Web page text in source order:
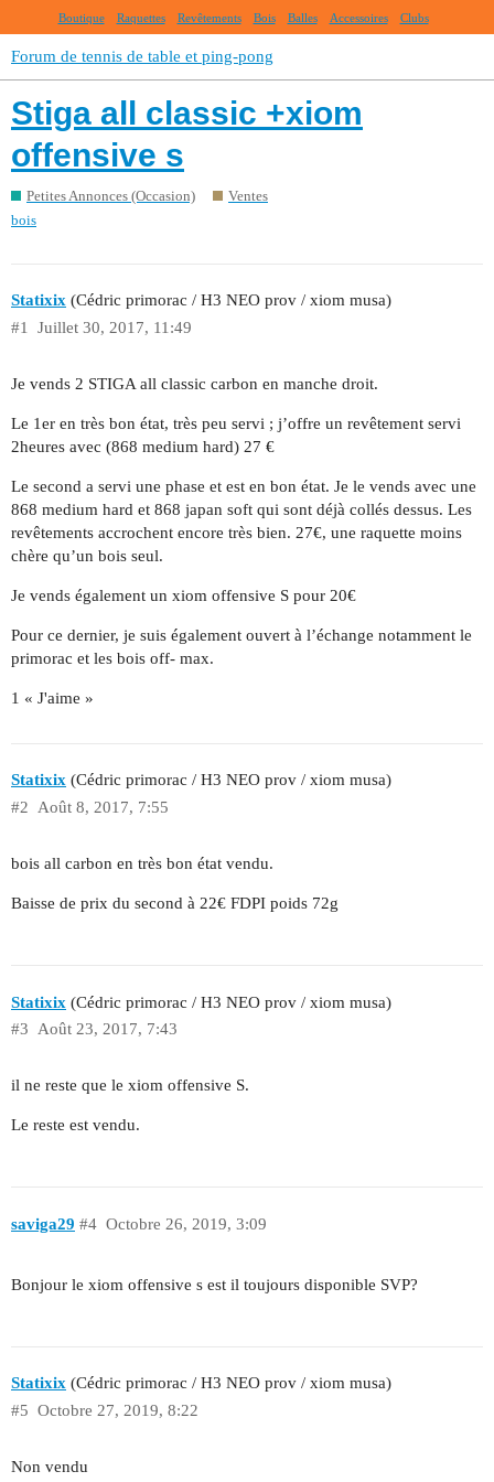
Boutique Raquettes Revêtements Bois Balles Accessoires Clubs
Forum de tennis de table et ping-pong
Stiga all classic +xiom
offensive s
Petites Annonces (Occasion)
Ventes
bois
Statixix (Cédric primorac / H3 NEO prov / xiom musa)
Juillet 30, 2017, 11:49
#1
Je vends 2 STIGA all classic carbon en manche droit.
Le 1er en très bon état, très peu servi ; j’offre un revêtement servi
2heures avec (868 medium hard) 27 €
Le second a servi une phase et est en bon état. Je le vends avec une
868 medium hard et 868 japan soft qui sont déjà collés dessus. Les
revêtements accrochent encore très bien. 27€, une raquette moins
chère qu’un bois seul.
Je vends également un xiom offensive S pour 20€
Pour ce dernier, je suis également ouvert à l’échange notamment le
primorac et les bois off- max.
1 « J'aime »
Statixix (Cédric primorac / H3 NEO prov / xiom musa)
Août 8, 2017, 7:55
#2
bois all carbon en très bon état vendu.
Baisse de prix du second à 22€ FDPI poids 72g
Statixix (Cédric primorac / H3 NEO prov / xiom musa)
Août 23, 2017, 7:43
#3
il ne reste que le xiom offensive S.
Le reste est vendu.
saviga29 Octobre 26, 2019, 3:09
#4
Bonjour le xiom offensive s est il toujours disponible SVP?
Statixix (Cédric primorac / H3 NEO prov / xiom musa)
Octobre 27, 2019, 8:22
#5
Non vendu